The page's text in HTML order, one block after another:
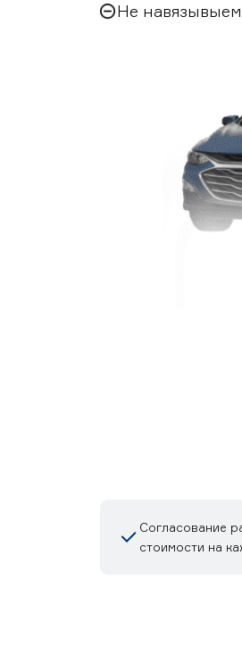
Не
Согласование
стоимости на